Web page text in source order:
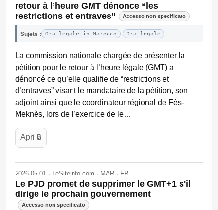
retour à l’heure GMT dénonce “les
restrictions et entraves”
Accesso non specificato
Sujets : Ora legale in Marocco Ora legale
La commission nationale chargée de présenter la
pétition pour le retour à l’heure légale (GMT) a
dénoncé ce qu’elle qualifie de “restrictions et
d’entraves” visant le mandataire de la pétition, son
adjoint ainsi que le coordinateur régional de Fès-
Meknès, lors de l’exercice de le…
Apri 🔒
2026-05-01 · LeSiteinfo.com · MAR · FR
Le PJD promet de supprimer le GMT+1 s'il
dirige le prochain gouvernement
Accesso non specificato